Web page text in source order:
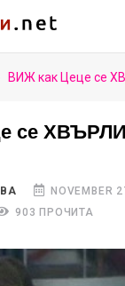
ВИЖ как Цеце се
се
NOVEMBER
903 ПРОЧИТА